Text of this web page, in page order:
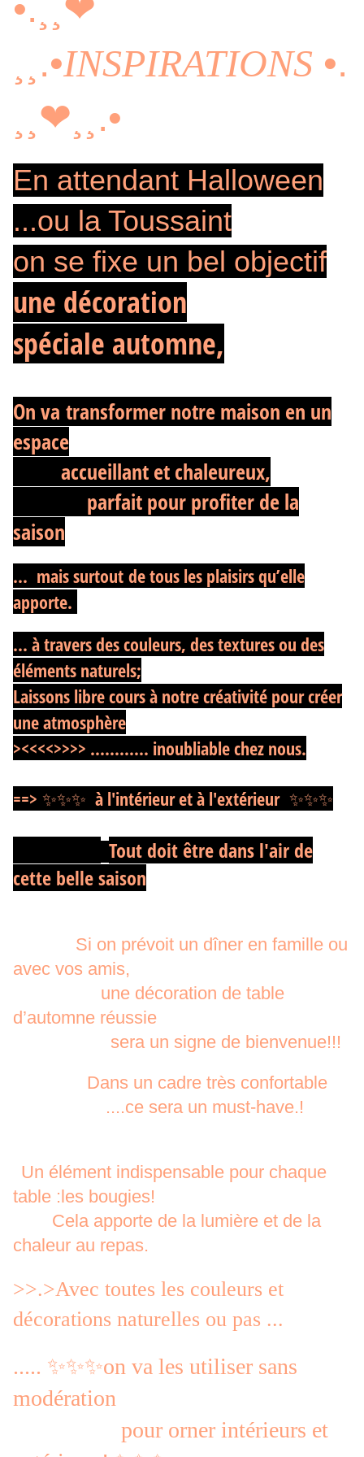
•.¸¸❤
¸¸.•INSPIRATIONS •.
¸¸❤¸¸.•
En attendant Halloween
...ou la Toussaint
on se fixe un bel objectif
une décoration
spéciale automne,
On va transformer notre maison en un
espace
accueillant et chaleureux,
parfait pour profiter de la
saison
... mais surtout de tous les plaisirs qu’elle
apporte.
... à travers des couleurs, des textures ou des
éléments naturels;
Laissons libre cours à notre créativité pour créer
une atmosphère
><<<<>>>> ............ inoubliable chez nous.
==> ✨✨✨ à l'intérieur et à l'extérieur ✨✨✨
Tout doit être dans l'air de
cette belle saison
Si on prévoit un dîner en famille ou
avec vos amis,
une décoration de table
d’automne réussie
sera un signe de bienvenue!!!
Dans un cadre très confortable
....ce sera un must-have.!
Un élément indispensable pour chaque
table :les bougies!
Cela apporte de la lumière et de la
chaleur au repas.
>>.>Avec toutes les couleurs et
décorations naturelles ou pas ...
..... ✨✨✨on va les utiliser sans
modération
pour orner intérieurs et